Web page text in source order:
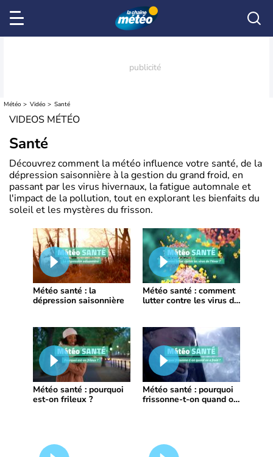
Météo Vidéo Santé
VIDEOS MÉTÉO
Santé
Découvrez comment la météo influence votre santé, de la
dépression saisonnière à la gestion du grand froid, en
passant par les virus hivernaux, la fatigue automnale et
l'impact de la pollution, tout en explorant les bienfaits du
soleil et les mystères du frisson.
Météo santé : la
dépression saisonnière
Météo santé : comment
lutter contre les virus de
Météo santé : pourquoi
est-on frileux ?
Météo santé : pourquoi
frissonne-t-on quand on